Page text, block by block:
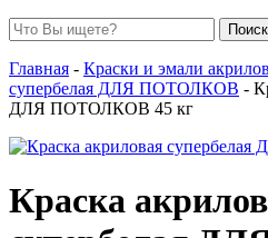
Поиск
Главная - Краски и эмали
супербелая ДЛЯ ПОТОЛКОВ -
ДЛЯ ПОТОЛКОВ 45 кг
Краска